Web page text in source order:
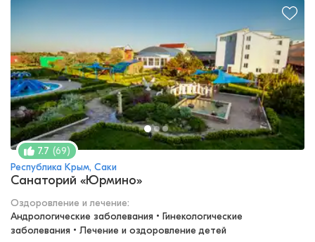
7.7 (69)
Республика Крым, Саки
Санаторий «Юрмино»
Оздоровление и лечение:
Андрологические заболевания • Гинекологические
заболевания • Лечение и оздоровление детей